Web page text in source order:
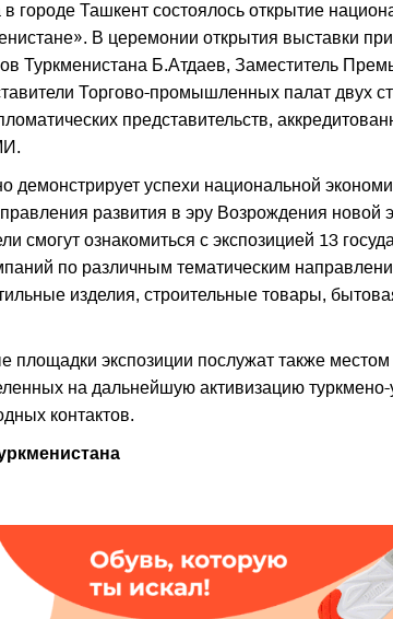
городе Ташкент состоялось открытие
В церемонии открытия выставки
Туркменистана Б.Атдаев, Заместитель
Торгово-промышленных палат двух
представительств,
демонстрирует успехи национальной
развития в эру Возрождения новой
смогут ознакомиться с экспозицией 13
по различным тематическим
изделия, строительные товары,
площадки экспозиции послужат также
на дальнейшую активизацию туркмено-
контактов.